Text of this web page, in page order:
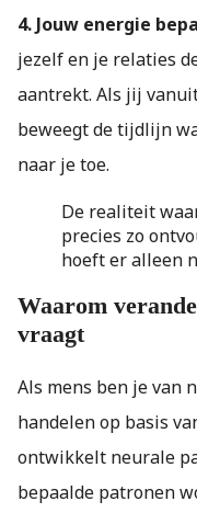
4. Jouw energie
jezelf en je relaties
aantrekt. Als jij
beweegt de tijdlijn
naar je toe.
De realiteit
precies zo
hoeft er alleen
Waarom
vraagt
Als mens ben je van
handelen op basis
ontwikkelt neurale
bepaalde patronen